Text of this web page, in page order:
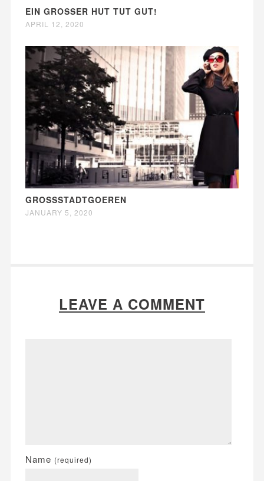
EIN GROSSER HUT TUT GUT!
APRIL 12, 2020
GROSSSTADTGOEREN
JANUARY 5, 2020
LEAVE A COMMENT
Name (required)